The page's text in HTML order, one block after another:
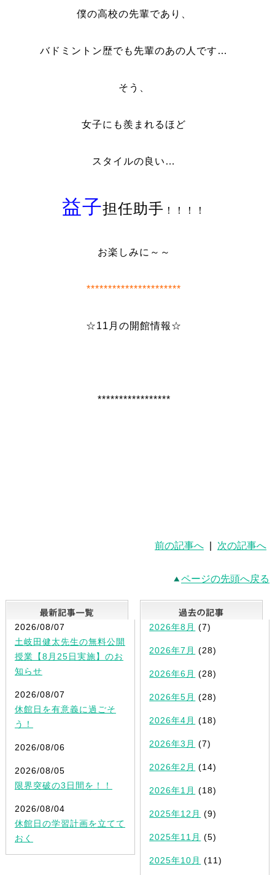
僕の高校の先輩であり、
バドミントン歴でも先輩のあの人です…
そう、
女子にも羨まれるほど
スタイルの良い…
益子担任助手 ！！！！
お楽しみに～～
**********************
☆11月の開館情報☆
*****************
前の記事へ 次の記事へ
ページの先頭へ戻る
最新記事一覧
2026/08/07
土岐田健太先生の無料公開
授業【8月25日実施】のお
知らせ
2026/08/07
休館日を有意義に過ごそ
う！
2026/08/06
2026/08/05
限界突破の3日間を！！
2026/08/04
休館日の学習計画を立てて
おく
2026年8月 (7)
2026年7月 (28)
2026年6月 (28)
2026年5月 (28)
2026年4月 (18)
2026年3月 (7)
2026年2月 (14)
2026年1月 (18)
2025年12月 (9)
2025年11月 (5)
2025年10月 (11)